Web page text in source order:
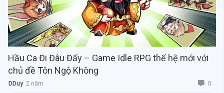
Hầu Ca Đi Đâu Đấy – Game Idle RPG thế hệ mới với
chủ đề Tôn Ngộ Không
DDuy2 năm 0